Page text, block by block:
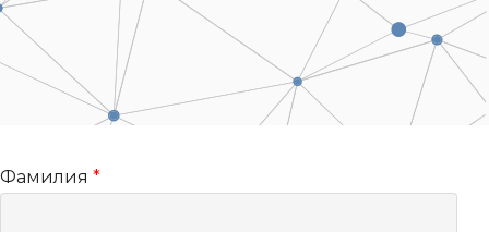
Фамилия *